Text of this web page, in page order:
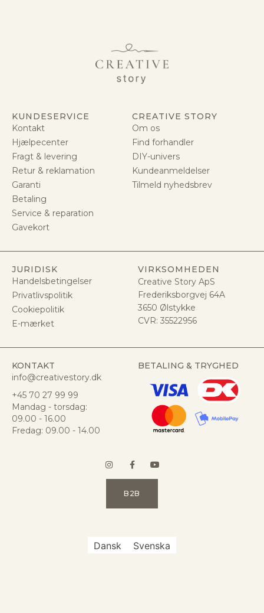
KUNDESERVICE
Kontakt
Hjælpecenter
Fragt & levering
Retur & reklamation
Garanti
Betaling
Service & reparation
Gavekort
CREATIVE STORY
Om os
Find forhandler
DIY-univers
Kundeanmeldelser
Tilmeld nyhedsbrev
JURIDISK
Handelsbetingelser
Privatlivspolitik
Cookiepolitik
E-mærket
VIRKSOMHEDEN
Creative Story ApS
Frederiksborgvej 64A
3650 Ølstykke
CVR: 35522956
KONTAKT
info@creativestory.dk
+45 70 27 99 99
Mandag - torsdag:
09.00 - 16.00
Fredag: 09.00 - 14.00
BETALING & TRYGHED
B2B
Dansk Svenska